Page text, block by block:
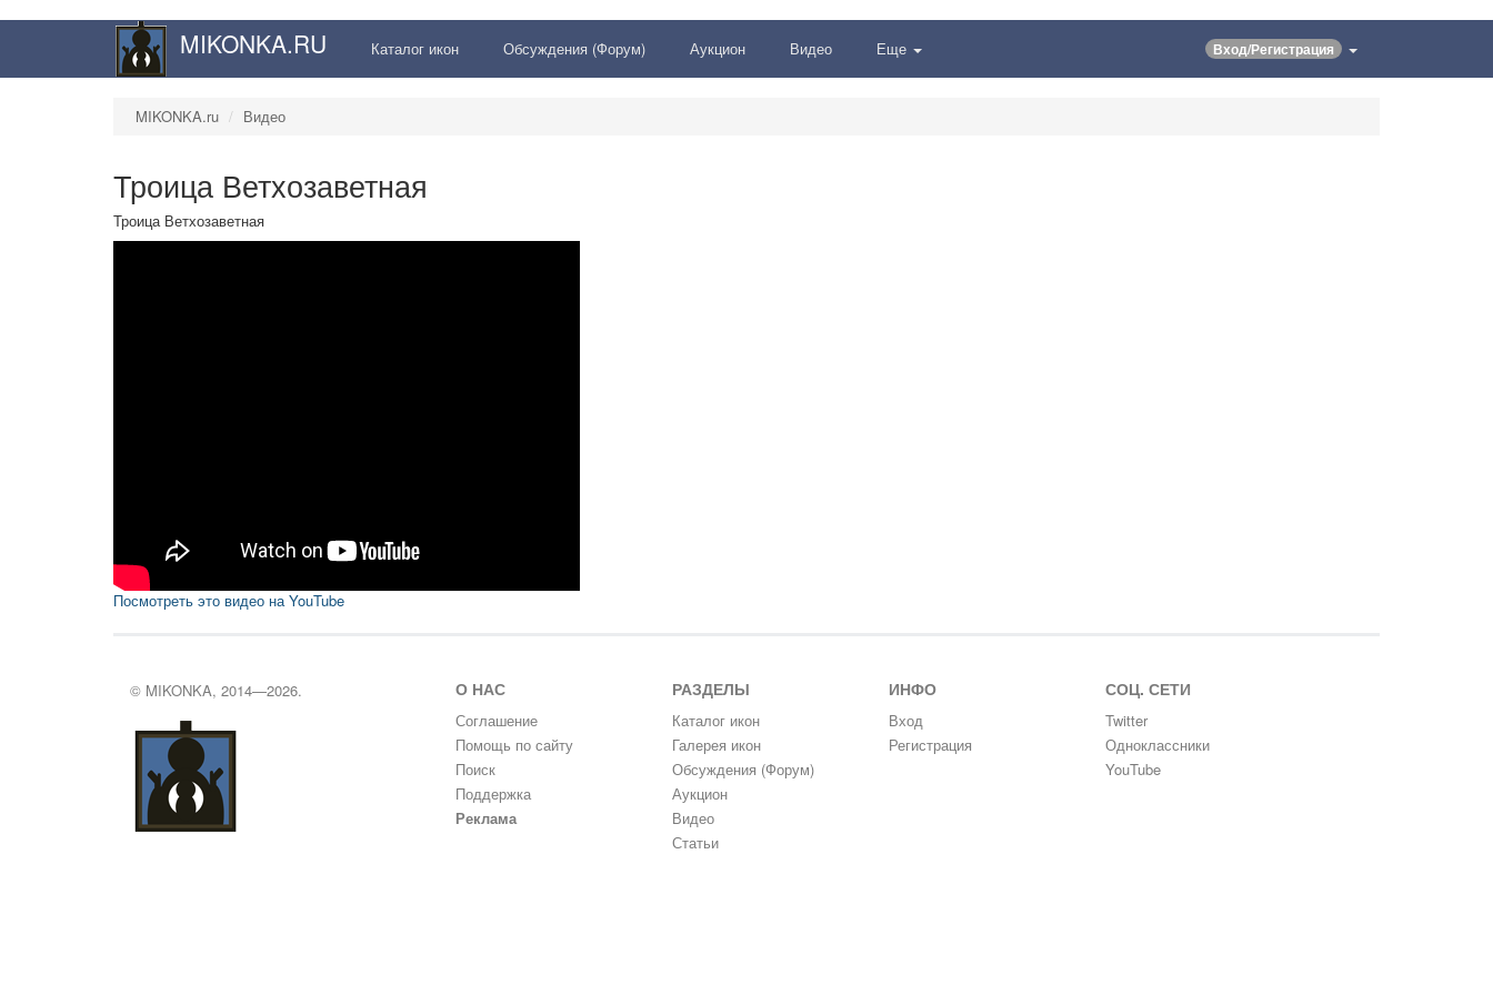
MIKONKA.RU Каталог икон Обсуждения (Форум) Аукцион Видео Еще Вход/Регистрация
MIKONKA.ru Видео
Троица Ветхозаветная
Троица Ветхозаветная
Посмотреть это видео на YouTube
© MIKONKA, 2014—2026. О НАС
Соглашение
Помощь по сайту
Поиск
Поддержка
Реклама
РАЗДЕЛЫ
Каталог икон
Галерея икон
Обсуждения (Форум)
Аукцион
Видео
Статьи
ИНФО
Вход
Регистрация
СОЦ. СЕТИ
Twitter
Одноклассники
YouTube